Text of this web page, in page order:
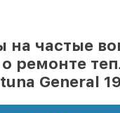
на частые
ремонте
General